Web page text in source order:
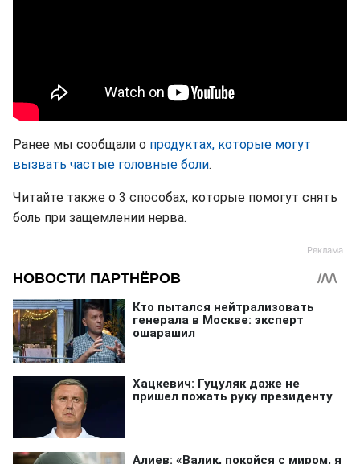
Ранее мы сообщали о продуктах, которые могут
вызвать частые головные боли.
Читайте также о 3 способах, которые помогут снять
боль при защемлении нерва.